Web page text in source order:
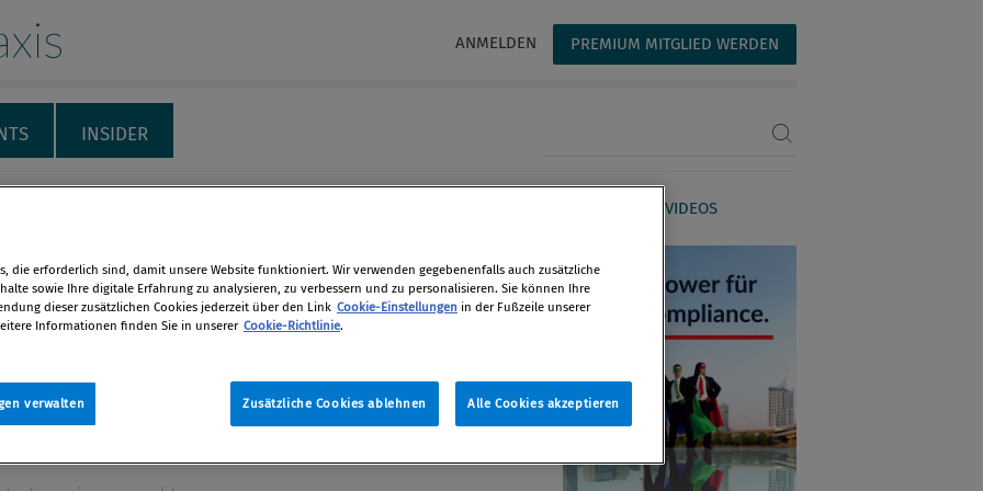
ANMELDEN PREMIUM MITGLIED WERDEN
INSIDER
WEBINARE & VIDEOS
1/2025
Petsche
S. 1
die erforderlich sind, damit unsere Website funktioniert. Wir verwenden gegebenenfalls auch zusätzliche
sowie Ihre digitale Erfahrung zu analysieren, zu verbessern und zu personalisieren. Sie können Ihre
dieser zusätzlichen Cookies jederzeit über den Link Cookie-Einstellungen in der Fußzeile unserer
Informationen finden Sie in unserer Cookie-Richtlinie.
Zusätzliche Cookies ablehnen Alle Cookies akzeptieren
verwalten